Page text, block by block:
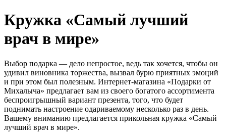
Кружка «Самый лучший
врач в мире»
Выбор подарка — дело непростое, ведь так хочется, чтобы он
удивил виновника торжества, вызвал бурю приятных эмоций
и при этом был полезным. Интернет-магазина «Подарки от
Михалыча» предлагает вам из своего богатого ассортимента
беспроигрышный вариант презента, того, что будет
поднимать настроение одариваемому несколько раз в день.
Вашему вниманию предлагается прикольная кружка «Самый
лучший врач в мире».